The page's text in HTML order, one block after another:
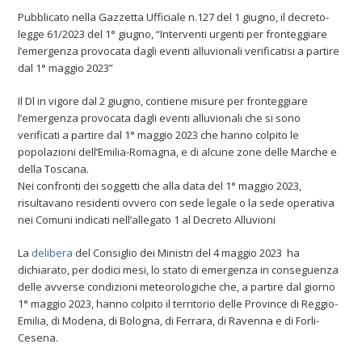
Pubblicato nella Gazzetta Ufficiale n.127 del 1 giugno, il decreto-
legge 61/2023 del 1° giugno, “Interventi urgenti per fronteggiare
l’emergenza provocata dagli eventi alluvionali verificatisi a partire
dal 1° maggio 2023”
Il Dl in vigore dal 2 giugno, contiene misure per fronteggiare
l’emergenza provocata dagli eventi alluvionali che si sono
verificati a partire dal 1° maggio 2023 che hanno colpito le
popolazioni dell’Emilia-Romagna, e di alcune zone delle Marche e
della Toscana.
Nei confronti dei soggetti che alla data del 1° maggio 2023,
risultavano residenti ovvero con sede legale o la sede operativa
nei Comuni indicati nell’allegato 1 al Decreto Alluvioni
La delibera del Consiglio dei Ministri del 4 maggio 2023 ha
dichiarato, per dodici mesi, lo stato di emergenza in conseguenza
delle avverse condizioni meteorologiche che, a partire dal giorno
1° maggio 2023, hanno colpito il territorio delle Province di Reggio-
Emilia, di Modena, di Bologna, di Ferrara, di Ravenna e di Forli-
Cesena.